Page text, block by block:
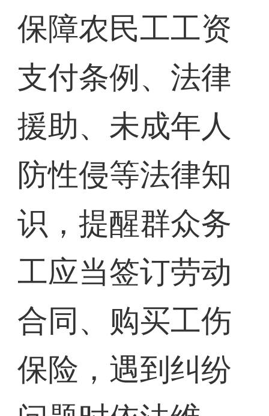
保障农民工工资
支付条例、法律
援助、未成年人
防性侵等法律知
识，提醒群众务
工应当签订劳动
合同、购买工伤
保险，遇到纠纷